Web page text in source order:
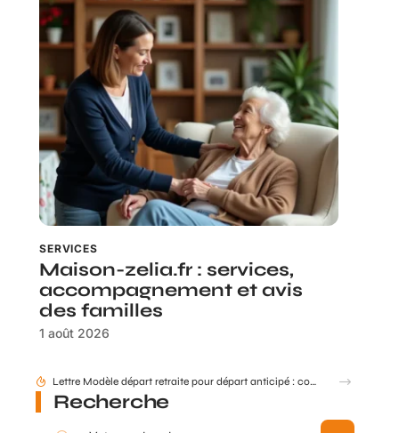
SERVICES
Maison-zelia.fr : services,
accompagnement et avis
des familles
1 août 2026
Lettre Modèle départ retraite pour départ anticipé : comment formuler ?
Recherche